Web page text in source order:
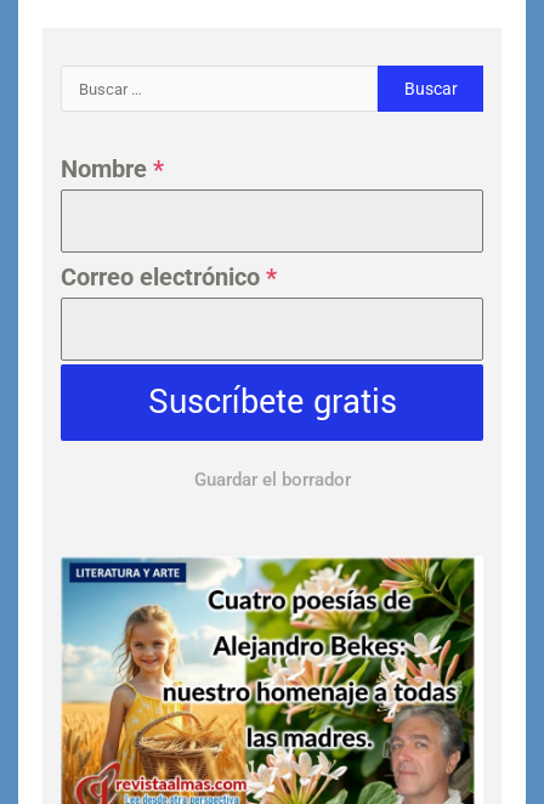
Nombre *
Correo electrónico *
Suscríbete gratis
Guardar el borrador